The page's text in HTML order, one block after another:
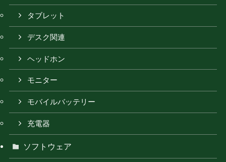
タブレット
デスク関連
ヘッドホン
モニター
モバイルバッテリー
充電器
ソフトウェア